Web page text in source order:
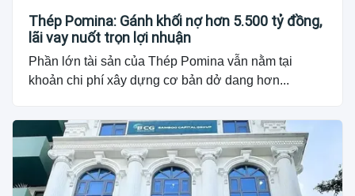
Thép Pomina: Gánh khối nợ hơn 5.500 tỷ đồng,
lãi vay nuốt trọn lợi nhuận
Phần lớn tài sản của Thép Pomina vẫn nằm tại
khoản chi phí xây dựng cơ bản dở dang hơn...